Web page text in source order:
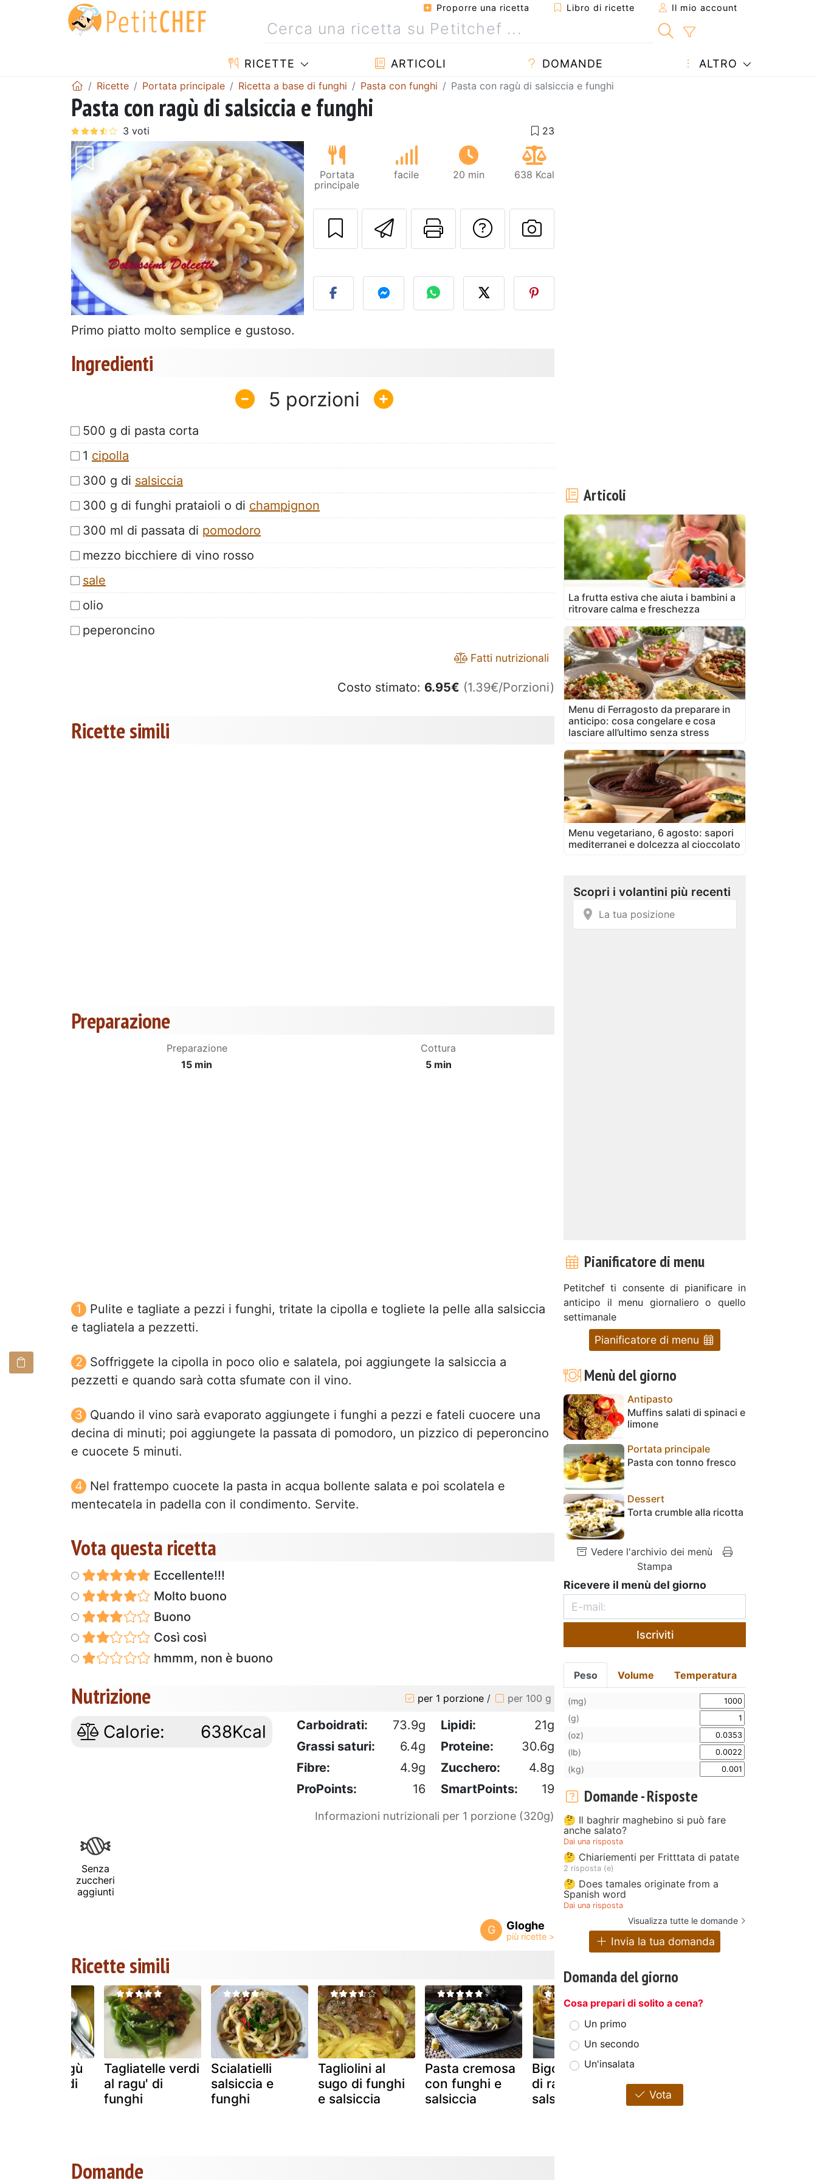
Proporre una ricetta Libro di ricette Il mio account
RICETTE ARTICOLI DOMANDE ALTRO
Ricette Portata principale Ricetta a base di funghi Pasta con funghi Pasta con ragù di salsiccia e funghi
Pasta con ragù di salsiccia e funghi
Portata
principale
facile 20 min 638 Kcal
Invia questa ricetta ad un amico
Stampa la ricetta
Contatta l'autore della Ricetta
Pubblica la foto di questa
Primo piatto molto semplice e gustoso.
Ingredienti
5
500 g di pasta corta
1 cipolla
300 g di salsiccia
300 g di funghi prataioli o di champignon
300 ml di passata di pomodoro
mezzo bicchiere di vino rosso
sale
olio
peperoncino
Fatti nutrizionali
Costo stimato: 6.95€ (1.39€/Porzioni)
Ricette simili
Preparazione
Preparazione
15 min
Cottura
5 min
Pulite e tagliate a pezzi i funghi, tritate la cipolla e togliete la pelle alla salsiccia
e tagliatela a pezzetti.
Soffriggete la cipolla in poco olio e salatela, poi aggiungete la salsiccia a
pezzetti e quando sarà cotta sfumate con il vino.
Quando il vino sarà evaporato aggiungete i funghi a pezzi e fateli cuocere una
decina di minuti; poi aggiungete la passata di pomodoro, un pizzico di peperoncino
e cuocete 5 minuti.
Nel frattempo cuocete la pasta in acqua bollente salata e poi scolatela e
mentecatela in padella con il condimento. Servite.
Vota questa ricetta
Eccellente!!!
Molto buono
Buono
Così così
hmmm, non è buono
Nutrizione per 1 porzione / per 100 g
Calorie: 638Kcal Carboidrati: 73.9g Lipidi:
21g
Grassi saturi:
6.4g Proteine:
30.6g
Fibre:
4.9g Zucchero:
4.8g
ProPoints:
16 SmartPoints: 19
Informazioni nutrizionali per 1 porzione (320g)
Senza
zuccheri
aggiunti
G Gloghe
Ricette simili
al ragù
salsiccia di
Tagliatelle verdi
al ragu' di
funghi
Scialatielli
salsiccia e
funghi
Tagliolini al
sugo di funghi
e salsiccia
Pasta cremosa
con funghi e
salsiccia
Bigoli con cime
di rapa e
salsiccia
ragù di salsiccia
e funghi
Domande
Articoli
La frutta estiva che aiuta i bambini a
ritrovare calma e freschezza
Menu di Ferragosto da preparare in
anticipo: cosa congelare e cosa
lasciare all’ultimo senza stress
Menu vegetariano, 6 agosto: sapori
mediterranei e dolcezza al cioccolato
Pianificatore di menu
Petitchef ti consente di pianificare in
anticipo il menu giornaliero o quello
settimanale
Pianificatore di menu
Menù del giorno
Antipasto
Muffins salati di spinaci e
limone
Portata principale
Pasta con tonno fresco
Dessert
Torta crumble alla ricotta
Vedere l'archivio dei menù
Stampa
Ricevere il menù del giorno
Iscriviti
Peso Volume Temperatura
(mg)
(g)
(oz)
(lb)
(kg)
Domande - Risposte
🤔 Il baghrir maghebino si può fare
anche salato?
Dai una risposta
🤔 Chiariementi per Fritttata di patate
2 risposta (e)
🤔 Does tamales originate from a
Spanish word
Dai una risposta
Visualizza tutte le domande
Invia la tua domanda
Domanda del giorno
Cosa prepari di solito a cena?
Un primo
Un secondo
Un'insalata
Vota